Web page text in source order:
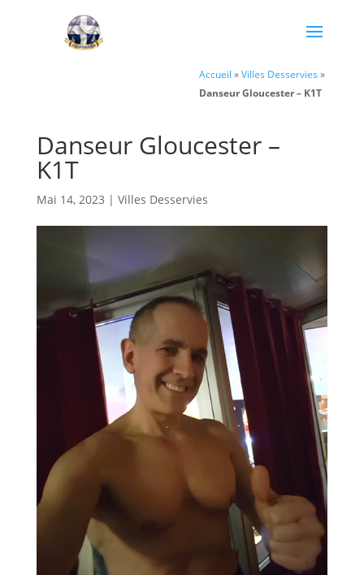
Accueil »Villes Desservies »
Danseur Gloucester – K1T
Danseur Gloucester –
K1T
Mai 14, 2023 | Villes Desservies